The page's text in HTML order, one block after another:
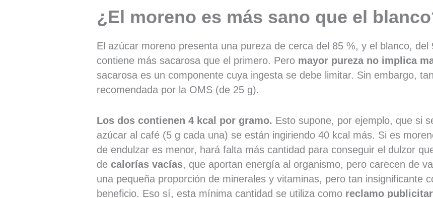
¿El moreno es más sano que el
El azúcar moreno presenta una pureza de cerca del 85 %, y el blanco,
contiene más sacarosa que el primero. Pero mayor pureza no implica
sacarosa es un componente cuya ingesta se debe limitar. Sin embargo,
recomendada por la OMS (de 25 g).
Los dos contienen 4 kcal por gramo. Esto supone, por ejemplo, que si
azúcar al café (5 g cada una) se están ingiriendo 40 kcal más. Si es
de endulzar es menor, hará falta más cantidad para conseguir el dulzor
decalorías vacías, que aportan energía al organismo, pero carecen de
una pequeña proporción de minerales y vitaminas, pero tan insignificante
beneficio. Eso sí, esta mínima cantidad se utiliza como reclamo